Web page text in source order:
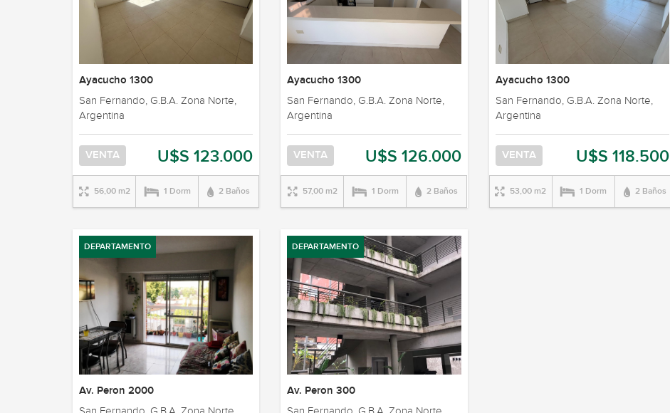
Ayacucho 1300
San Fernando, G.B.A. Zona Norte,
Argentina
VENTA U$S 123.000
56,00 m2 1 Dorm 2 Baños
Ayacucho 1300
San Fernando, G.B.A. Zona Norte,
Argentina
VENTA U$S 126.000
57,00 m2 1 Dorm 2 Baños
Ayacucho 1300
San Fernando, G.B.A. Zona Norte,
Argentina
VENTA U$S 118.500
53,00 m2 1 Dorm 2 Baños
DEPARTAMENTO
Av. Peron 2000
DEPARTAMENTO
Av. Peron 300